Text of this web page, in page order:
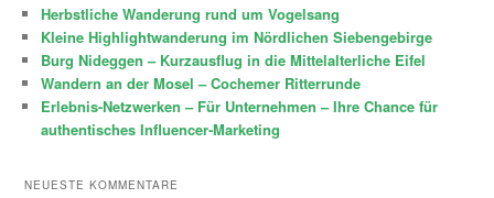
Herbstliche Wanderung rund um Vogelsang
Kleine Highlightwanderung im Nördlichen Siebengebirge
Burg Nideggen – Kurzausflug in die Mittelalterliche Eifel
Wandern an der Mosel – Cochemer Ritterrunde
Erlebnis-Netzwerken – Für Unternehmen – Ihre Chance für
authentisches Influencer-Marketing
NEUESTE KOMMENTARE